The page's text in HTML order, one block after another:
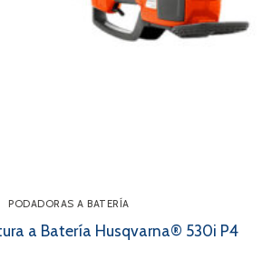
PODADORAS A BATERÍA
a Batería Husqvarna® 530i P4